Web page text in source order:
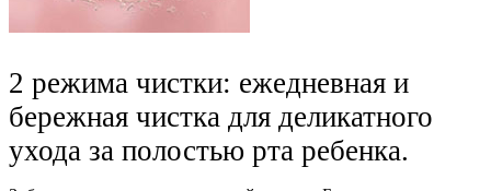
2 режима чистки: ежедневная и
бережная чистка для деликатного
ухода за полостью рта ребенка.